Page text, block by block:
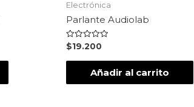
Electrónica
Parlante Audiolab
Valorado
en
0
$19.200
Añadir al carrito